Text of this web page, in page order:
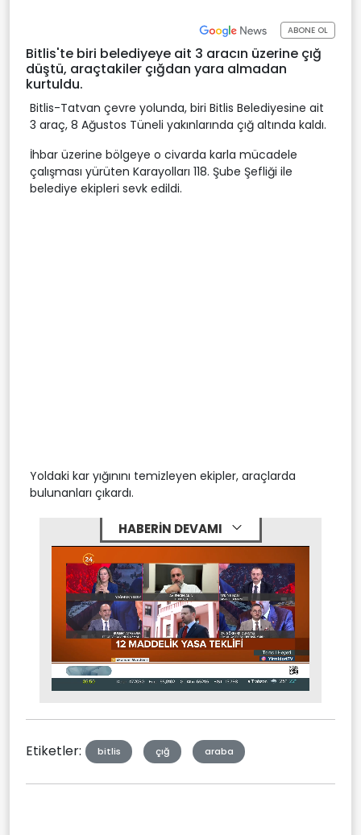
ABONE OL
Bitlis'te biri belediyeye ait 3 aracın üzerine çığ
düştü, araçtakiler çığdan yara almadan
kurtuldu.
Bitlis-Tatvan çevre yolunda, biri Bitlis Belediyesine ait
3 araç, 8 Ağustos Tüneli yakınlarında çığ altında kaldı.
İhbar üzerine bölgeye o civarda karla mücadele
çalışması yürüten Karayolları 118. Şube Şefliği ile
belediye ekipleri sevk edildi.
Yoldaki kar yığınını temizleyen ekipler, araçlarda
bulunanları çıkardı.
HABERİN DEVAMI
Mute Stream
Etiketler: bitlis çığ araba